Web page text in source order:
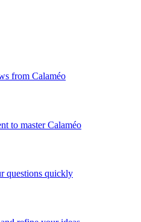
from Calaméo
to master Calaméo
questions quickly